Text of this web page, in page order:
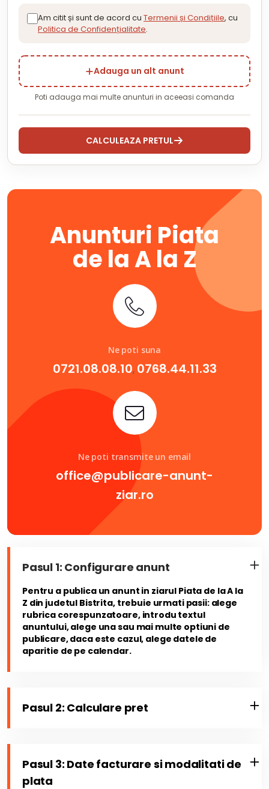
Anunturi Piata
de la A la Z
Ne poti suna
0721.08.08.10, 0768.44.11.33
Ne poti transmite un email
office@publicare-anunt-
ziar.ro
Pasul 1: Configurare anunt
Pentru a publica un anunt in ziarul Piata de la A la
Z din judetul Bistrita, trebuie urmati pasii: alege
rubrica corespunzatoare, introdu textul
anuntului, alege una sau mai multe optiuni de
publicare, daca este cazul, alege datele de
aparitie de pe calendar.
Pasul 2: Calculare pret
Pasul 3: Date facturare si modalitati de
plata
Am citit și sunt de acord cu Termenii și Condițiile, cu
Politica de Confidențialitate.
Adauga un alt anunt
Poti adauga mai multe anunturi in aceeasi comanda
CALCULEAZA PRETUL